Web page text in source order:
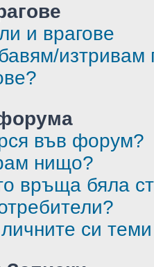
и врагове
изтривам
във форум?
нищо?
връща бяла
си